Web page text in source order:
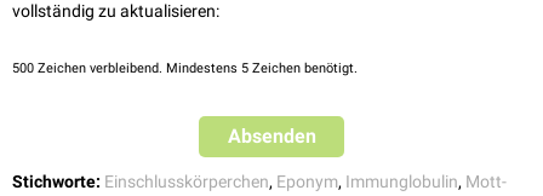
vollständig zu aktualisieren:
500 Zeichen verbleibend. Mindestens 5 Zeichen benötigt.
Absenden
Stichworte: Einschlusskörperchen, Eponym, Immunglobulin, Mott-